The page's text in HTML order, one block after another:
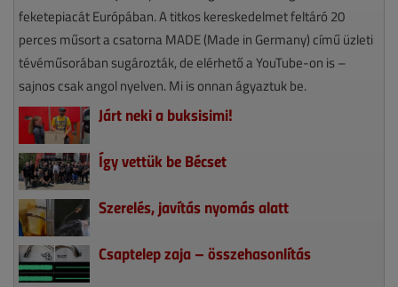
feketepiacát Európában. A titkos kereskedelmet feltáró 20
perces műsort a csatorna MADE (Made in Germany) című üzleti
tévéműsorában sugározták, de elérhető a YouTube-on is –
sajnos csak angol nyelven. Mi is onnan ágyaztuk be.
Járt neki a buksisimi!
Így vettük be Bécset
Szerelés, javítás nyomás alatt
Csaptelep zaja – összehasonlítás